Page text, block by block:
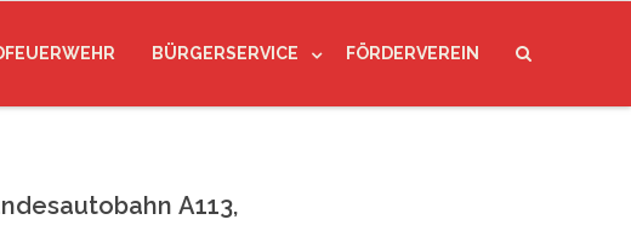
BÜRGERSERVICE FÖRDERVEREIN
A113,